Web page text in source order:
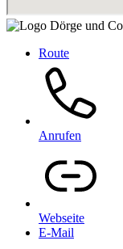
Route
Anrufen
Webseite
E-Mail